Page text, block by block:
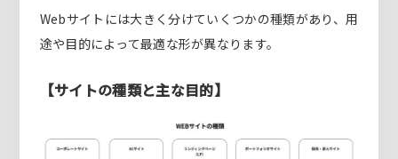
Webサイトには大きく分けていくつかの種類があり、用
途や目的によって最適な形が異なります。
【サイトの種類と主な目的】